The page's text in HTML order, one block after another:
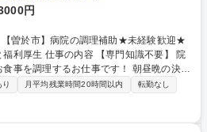
円
知識不要】 院
事を調理するお仕事です！ 朝昼晩の決ま
ートいただきます 【主な仕事内
食事量を確認→計量・盛り付け ・食器
やおやつが患者様からも好評です★ 【変
月平均残業時間20時間以内
転勤なし